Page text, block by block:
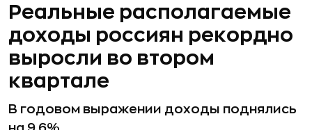
Реальные располагаемые
доходы россиян рекордно
выросли во втором
квартале
В годовом выражении доходы поднялись